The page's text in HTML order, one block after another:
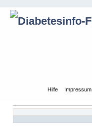
Hilfe Impressum